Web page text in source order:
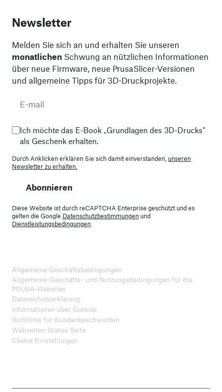
Newsletter
Melden Sie sich an und erhalten Sie unseren
monatlichen Schwung an nützlichen Informationen
über neue Firmware, neue PrusaSlicer-Versionen
und allgemeine Tipps für 3D-Druckprojekte.
Ich möchte das E-Book „Grundlagen des 3D-Drucks“
als Geschenk erhalten.
Durch Anklicken erklären Sie sich damit einverstanden, unseren
Newsletter zu erhalten.
Abonnieren
Diese Website ist durch reCAPTCHA Enterprise geschützt und es
gelten die Google Datenschutzbestimmungen und
Dienstleistungsbedingungen
Allgemeine Geschäftsbedingungen
Allgemeine Geschäfts- und Nutzungsbedingungen für die
PRUSA-Websites
Datenschutzerklärung
Informationen über Cookies
Richtlinie für Kundenbeschwerden
Webseiten Status Seite
Cookie Einstellungen